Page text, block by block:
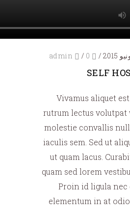
/
/
admin
SELF
Vivamus aliquet
rutrum lectus volutpat
molestie convallis
iaculis sem. Sed ut
ut quam lacus.
quam sed lorem
Proin id ligula
elementum in at